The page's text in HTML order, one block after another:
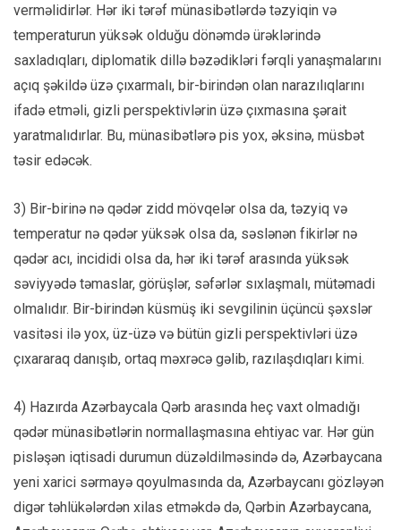
verməlidirlər. Hər iki tərəf münasibətlərdə təzyiqin və
temperaturun yüksək olduğu dönəmdə ürəklərində
saxladıqları, diplomatik dillə bəzədikləri fərqli yanaşmalarını
açıq şəkildə üzə çıxarmalı, bir-birindən olan narazılıqlarını
ifadə etməli, gizli perspektivlərin üzə çıxmasına şərait
yaratmalıdırlar. Bu, münasibətlərə pis yox, əksinə, müsbət
təsir edəcək.
3) Bir-birinə nə qədər zidd mövqelər olsa da, təzyiq və
temperatur nə qədər yüksək olsa da, səslənən fikirlər nə
qədər acı, incididi olsa da, hər iki tərəf arasında yüksək
səviyyədə təmaslar, görüşlər, səfərlər sıxlaşmalı, mütəmadi
olmalıdır. Bir-birindən küsmüş iki sevgilinin üçüncü şəxslər
vasitəsi ilə yox, üz-üzə və bütün gizli perspektivləri üzə
çıxararaq danışıb, ortaq məxrəcə gəlib, razılaşdıqları kimi.
4) Hazırda Azərbaycala Qərb arasında heç vaxt olmadığı
qədər münasibətlərin normallaşmasına ehtiyac var. Hər gün
pisləşən iqtisadi durumun düzəldilməsində də, Azərbaycana
yeni xarici sərmayə qoyulmasında da, Azərbaycanı gözləyən
digər təhlükələrdən xilas etməkdə də, Qərbin Azərbaycana,